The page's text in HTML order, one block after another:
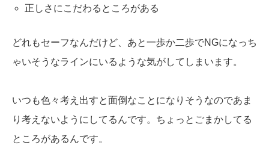
正しさにこだわるところがある
どれもセーフなんだけど、あと一歩か二歩でNGになっち
ゃいそうなラインにいるような気がしてしまいます。
いつも色々考え出すと面倒なことになりそうなのであま
り考えないようにしてるんです。ちょっとごまかしてる
ところがあるんです。